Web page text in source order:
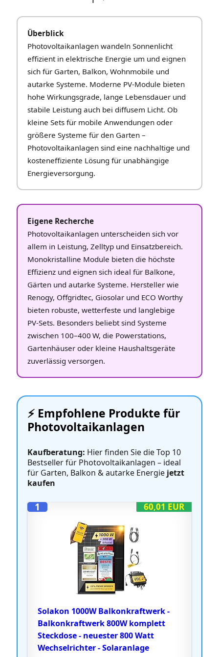
Überblick
Photovoltaikanlagen wandeln Sonnenlicht
effizient in elektrische Energie um und eignen
sich für Garten, Balkon, Wohnmobile und
autarke Systeme. Moderne PV‑Module bieten
hohe Wirkungsgrade, lange Lebensdauer und
stabile Leistung auch bei diffusem Licht. Ob
kleine Sets für mobile Anwendungen oder
größere Systeme für den Garten –
Photovoltaikanlagen sind eine nachhaltige und
kosteneffiziente Lösung für unabhängige
Energieversorgung.
Eigene Recherche
Photovoltaikanlagen unterscheiden sich vor
allem in Leistung, Zelltyp und Einsatzbereich.
Monokristalline Module bieten die höchste
Effizienz und eignen sich ideal für Balkone,
Gärten und autarke Systeme. Hersteller wie
Renogy, Offgridtec, Giosolar und ECO Worthy
bieten robuste, wetterfeste und langlebige
PV‑Sets. Besonders beliebt sind Systeme
zwischen 100–400 W, die Powerstations,
Gartenhäuser oder kleine Haushaltsgeräte
zuverlässig versorgen.
⚡️ Empfohlene Produkte für
Photovoltaikanlagen
Kaufberatung: Hier finden Sie die Top 10
Bestseller für Photovoltaikanlagen – ideal
für Garten, Balkon & autarke Energie jetzt
kaufen
60,01 EUR
1
Solakon 1000W Balkonkraftwerk -
Balkonkraftwerk 800W komplett
Steckdose - neuester 800 Watt
Wechselrichter - Solaranlage